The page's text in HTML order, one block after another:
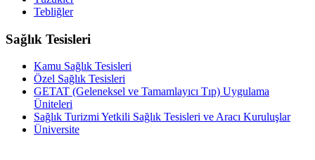
Tebliğler
Sağlık Tesisleri
Kamu Sağlık Tesisleri
Özel Sağlık Tesisleri
GETAT (Geleneksel ve Tamamlayıcı Tıp) Uygulama
Üniteleri
Sağlık Turizmi Yetkili Sağlık Tesisleri ve Aracı Kuruluşlar
Üniversite